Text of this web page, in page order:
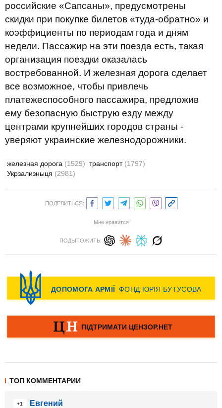
российские «Сапсаны», предусмотрены
скидки при покупке билетов «туда-обратно» и
коэффициенты по периодам года и дням
недели. Пассажир на эти поезда есть, такая
организация поездки оказалась
востребованной. И железная дорога сделает
все возможное, чтобы привлечь
платежеспособного пассажира, предложив
ему безопасную быструю езду между
центрами крупнейших городов страны -
уверяют украинские железнодорожники.
железная дорога (1529) транспорт (1797)
Укрзализныця (2981)
ПОДЕЛИТЬСЯ:
Мне нравится
ПОДЫТОЖИТЬ:
ТОП КОММЕНТАРИИ
+1
Евгений